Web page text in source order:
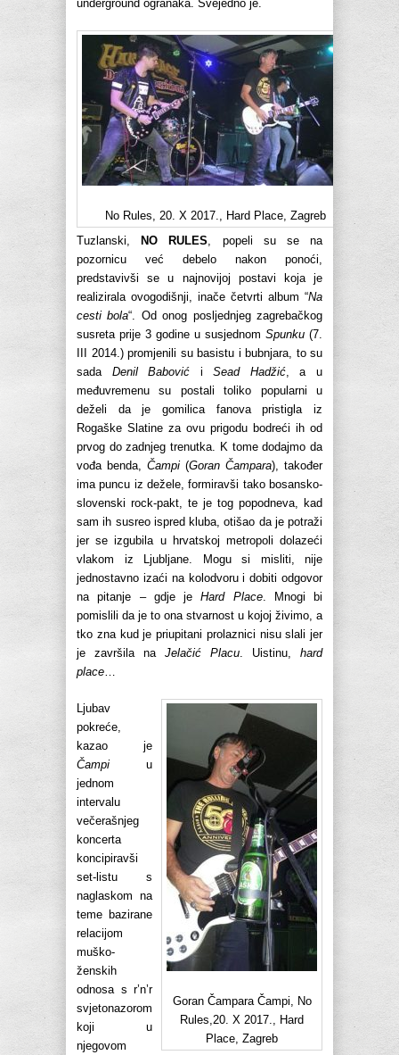
underground ogranaka. Svejedno je.
No Rules, 20. X 2017., Hard Place, Zagreb
Tuzlanski,
NO RULES, popeli su se na
pozornicu već debelo nakon ponoći,
predstavivši se u najnovijoj postavi koja je
realizirala ovogodišnji, inače četvrti album “Na
cesti bola“. Od onog posljednjeg zagrebačkog
susreta prije 3 godine u susjednom Spunku (7.
III 2014.) promjenili su basistu i bubnjara, to su
sada Denil Babović iSead Hadžić, a u
međuvremenu su postali toliko popularni u
deželi da je gomilica fanova pristigla iz
Rogaške Slatine za ovu prigodu bodreći ih od
prvog do zadnjeg trenutka. K tome dodajmo da
vođa benda, Čampi (Goran Čampara), također
ima puncu iz dežele, formiravši tako bosansko-
slovenski rock-pakt, te je tog popodneva, kad
sam ih susreo ispred kluba, otišao da je potraži
jer se izgubila u hrvatskoj metropoli dolazeći
vlakom iz Ljubljane. Mogu si misliti, nije
jednostavno izaći na kolodvoru i dobiti odgovor
na pitanje – gdje jeHard Place. Mnogi bi
pomislili da je to ona stvarnost u kojoj živimo, a
tko zna kud je priupitani prolaznici nisu slali jer
je završila na Jelačić Placu. Uistinu, hard
place…
Goran Čampara Čampi, No
Rules,20. X 2017., Hard
Place, Zagreb
Ljubav
pokreće,
kazao je
Čampi u
jednom
intervalu
večerašnjeg
koncerta
koncipiravši
set-listu s
naglaskom na
teme bazirane
relacijom
muško-
ženskih
odnosa s r’n’r
svjetonazorom
koji u
njegovom